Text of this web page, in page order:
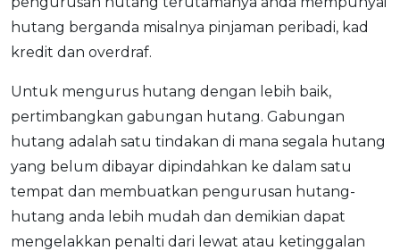
hutang berganda misalnya pinjaman peribadi, kad
kredit dan overdraf.
Untuk mengurus hutang dengan lebih baik,
pertimbangkan gabungan hutang. Gabungan
hutang adalah satu tindakan di mana segala hutang
yang belum dibayar dipindahkan ke dalam satu
tempat dan membuatkan pengurusan hutang-
hutang anda lebih mudah dan demikian dapat
mengelakkan penalti dari lewat atau ketinggalan